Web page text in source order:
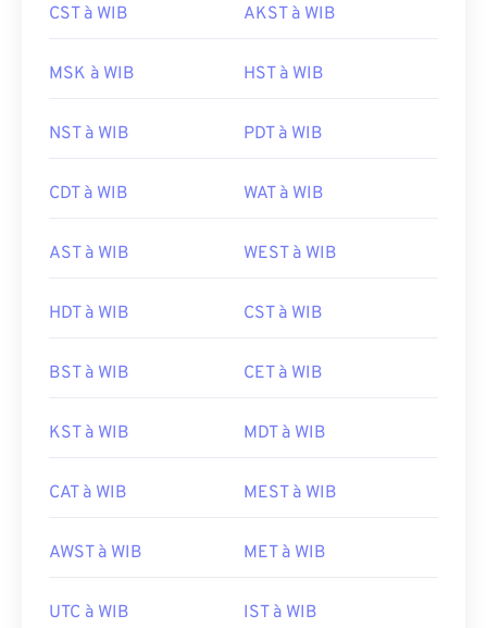
CST à WIB AKST à WIB
MSK à WIB HST à WIB
NST à WIB PDT à WIB
CDT à WIB WAT à WIB
AST à WIB WEST à WIB
HDT à WIB CST à WIB
BST à WIB CET à WIB
KST à WIB MDT à WIB
CAT à WIB MEST à WIB
AWST à WIB MET à WIB
UTC à WIB IST à WIB